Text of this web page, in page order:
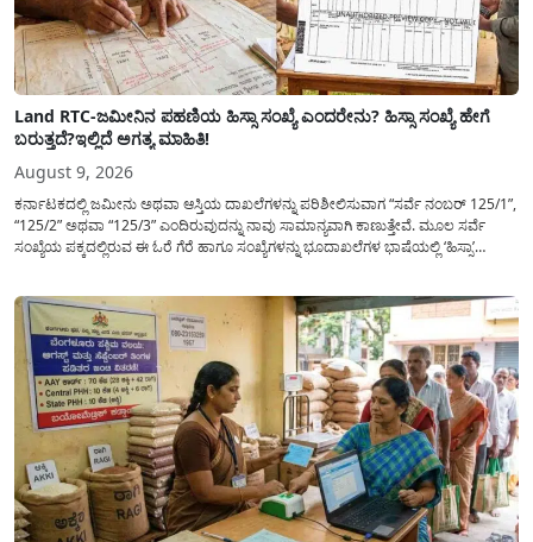
Land RTC-ಜಮೀನಿನ ಪಹಣಿಯ ಹಿಸ್ಸಾ ಸಂಖ್ಯೆ ಎಂದರೇನು? ಹಿಸ್ಸಾ ಸಂಖ್ಯೆ ಹೇಗೆ
ಬರುತ್ತದೆ?ಇಲ್ಲಿದೆ ಅಗತ್ಯ ಮಾಹಿತಿ!
August 9, 2026
ಕರ್ನಾಟಕದಲ್ಲಿ ಜಮೀನು ಅಥವಾ ಆಸ್ತಿಯ ದಾಖಲೆಗಳನ್ನು ಪರಿಶೀಲಿಸುವಾಗ “ಸರ್ವೆ ನಂಬರ್ 125/1”,
“125/2” ಅಥವಾ “125/3” ಎಂದಿರುವುದನ್ನು ನಾವು ಸಾಮಾನ್ಯ​ವಾಗಿ ಕಾಣುತ್ತೇವೆ. ಮೂಲ ಸರ್ವೆ
ಸಂಖ್ಯೆಯ ಪಕ್ಕದಲ್ಲಿರುವ ಈ ಓರೆ ಗೆರೆ ಹಾಗೂ ಸಂಖ್ಯೆಗಳನ್ನು ಭೂದಾಖಲೆಗಳ ಭಾಷೆಯಲ್ಲಿ ‘ಹಿಸ್ಸಾ’